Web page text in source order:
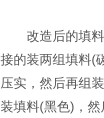
改造后的填料
接的装两组填料(
压实，然后再组
装填料(黑色)，